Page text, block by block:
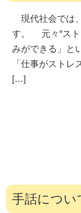
現代社会では
す。 元々“スト
みができる」と
「仕事がスト
[…]
手話につい